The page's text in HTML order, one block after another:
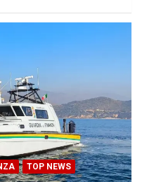
TOP NEWS